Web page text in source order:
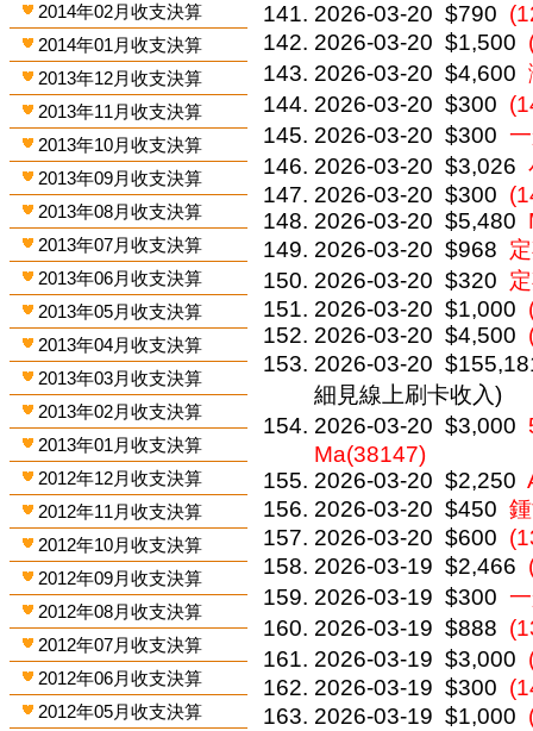
2014年02月收支決算
2014年01月收支決算
2013年12月收支決算
2013年11月收支決算
2013年10月收支決算
2013年09月收支決算
2013年08月收支決算
2013年07月收支決算
2013年06月收支決算
2013年05月收支決算
2013年04月收支決算
2013年03月收支決算
2013年02月收支決算
2013年01月收支決算
2012年12月收支決算
2012年11月收支決算
2012年10月收支決算
2012年09月收支決算
2012年08月收支決算
2012年07月收支決算
2012年06月收支決算
2012年05月收支決算
2026-03-20 $790
2026-03-20 $1,500
2026-03-20 $4,600
2026-03-20 $300
2026-03-20 $300
2026-03-20 $3,026
2026-03-20 $300
2026-03-20 $5,480
2026-03-20 $968
2026-03-20 $320
2026-03-20 $1,000
2026-03-20 $4,500
2026-03-20
細見線上刷卡收入)
2026-03-20 $3,000
Ma(38147)
2026-03-20 $2,250
2026-03-20 $450
2026-03-20 $600
2026-03-19 $2,466
2026-03-19 $300
2026-03-19 $888
2026-03-19 $3,000
2026-03-19 $300
2026-03-19 $1,000